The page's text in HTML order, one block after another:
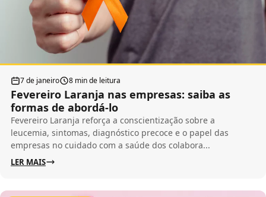
7 de janeiro 8 min de leitura
Fevereiro Laranja nas empresas: saiba as
formas de abordá-lo
Fevereiro Laranja reforça a conscientização sobre a
leucemia, sintomas, diagnóstico precoce e o papel das
empresas no cuidado com a saúde dos colabora...
LER MAIS